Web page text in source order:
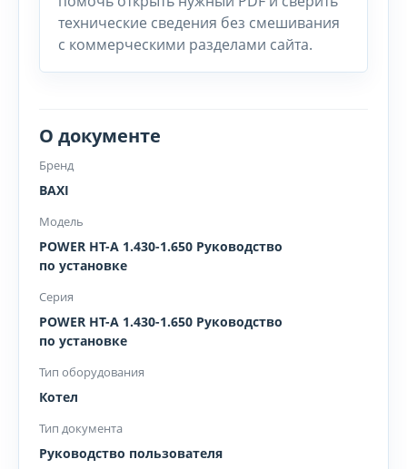
технические сведения без смешивания
с коммерческими разделами сайта.
О документе
Бренд
BAXI
Модель
POWER HT-A 1.430-1.650 Руководство
по установке
Серия
POWER HT-A 1.430-1.650 Руководство
по установке
Тип оборудования
Котел
Тип документа
Руководство пользователя